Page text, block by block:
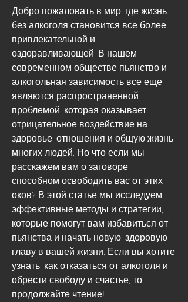
Добро пожаловать в мир, где жизнь
без алкоголя становится все более
привлекательной и
оздоравливающей. В нашем
современном обществе пьянство и
алкогольная зависимость все еще
являются распространенной
проблемой, которая оказывает
отрицательное воздействие на
здоровье, отношения и общую жизнь
многих людей. Но что если мы
расскажем вам о заговоре,
способном освободить вас от этих
оков? В этой статье мы исследуем
эффективные методы и стратегии,
которые помогут вам избавиться от
пьянства и начать новую, здоровую
главу в вашей жизни. Если вы хотите
узнать, как отказаться от алкоголя и
обрести свободу и счастье, то
продолжайте чтение!